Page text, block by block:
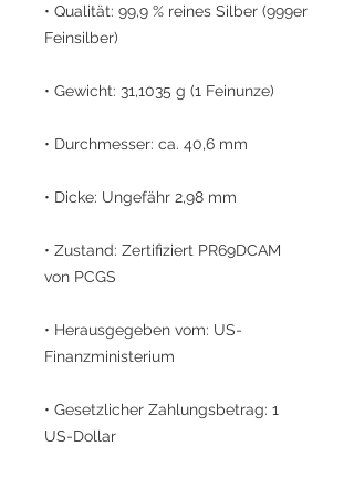
• Qualität: 99,9 % reines Silber (999er
Feinsilber)
• Gewicht: 31,1035 g (1 Feinunze)
• Durchmesser: ca. 40,6 mm
• Dicke: Ungefähr 2,98 mm
• Zustand: Zertifiziert PR69DCAM
von PCGS
• Herausgegeben vom: US-
Finanzministerium
• Gesetzlicher Zahlungsbetrag: 1
US-Dollar